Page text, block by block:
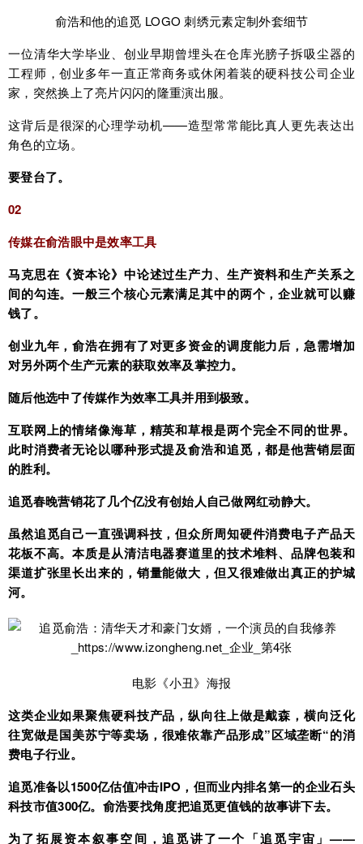
俞浩和他的追觅 LOGO 刺绣元素定制外套细节
一位清华大学毕业、创业早期曾埋头在仓库光膀子拆吸尘器的
工程师，创业多年一直正常商务或休闲着装的硬科技公司企业
家，突然换上了亮片闪闪的隆重演出服。
这背后是很深的心理学动机——造型常常能比真人更先表达出
角色的立场。
要登台了。
02
传媒在俞浩眼中是效率工具
马克思在《资本论》中论述过生产力、生产资料和生产关系之
间的勾连。一般三个核心元素满足其中的两个，企业就可以赚
钱了。
创业九年，俞浩在拥有了对更多资金的调度能力后，急需增加
对另外两个生产元素的获取效率及掌控力。
随后他选中了传媒作为效率工具并用到极致。
互联网上的情绪像海草，精英和草根是两个完全不同的世界。
此时消费者无论以哪种形式提及俞浩和追觅，都是他营销层面
的胜利。
追觅春晚营销花了几个亿没有创始人自己做网红动静大。
虽然追觅自己一直强调科技，但众所周知硬件消费电子产品天
花板不高。本质是从清洁电器赛道里的技术堆料、品牌包装和
渠道扩张里长出来的，销量能做大，但又很难做出真正的护城
河。
电影《小丑》海报
这类企业如果聚焦硬科技产品，纵向往上做是戴森，横向泛化
往宽做是国美苏宁等卖场，很难依靠产品形成”区域垄断“的消
费电子行业。
追觅准备以1500亿估值冲击IPO，但而业内排名第一的企业石头
科技市值300亿。俞浩要找角度把追觅更值钱的故事讲下去。
为了拓展资本叙事空间，追觅讲了一个「追觅宇宙」——